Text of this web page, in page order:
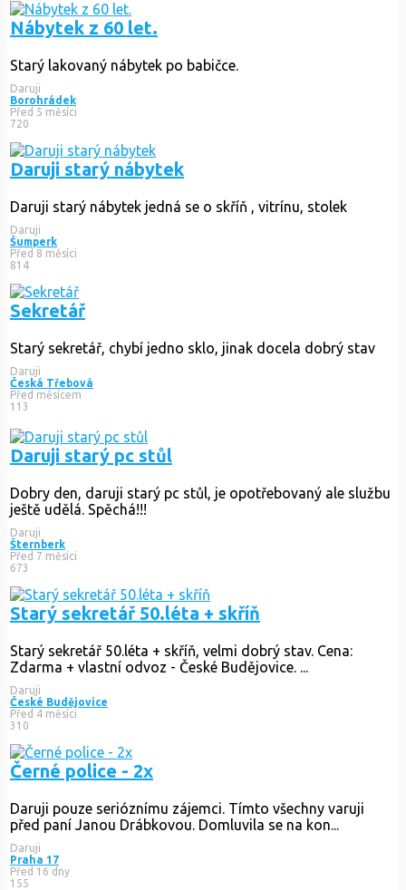
Nábytek z 60 let.
Starý lakovaný nábytek po babičce.
Daruji
Borohrádek
Před 5 měsíci
720
Daruji starý nábytek
Daruji starý nábytek jedná se o skříň , vitrínu, stolek
Daruji
Šumperk
Před 8 měsíci
814
Sekretář
Starý sekretář, chybí jedno sklo, jinak docela dobrý stav
Daruji
Česká Třebová
Před měsícem
113
Daruji starý pc stůl
Dobry den, daruji starý pc stůl, je opotřebovaný ale službu
ještě udělá. Spěchá!!!
Daruji
Šternberk
Před 7 měsíci
673
Starý sekretář 50.léta + skříň
Starý sekretář 50.léta + skříň, velmi dobrý stav. Cena:
Zdarma + vlastní odvoz - České Budějovice. ...
Daruji
České Budějovice
Před 4 měsíci
310
Černé police - 2x
Daruji pouze serióznímu zájemci. Tímto všechny varuji
před paní Janou Drábkovou. Domluvila se na kon...
Daruji
Praha 17
Před 16 dny
155